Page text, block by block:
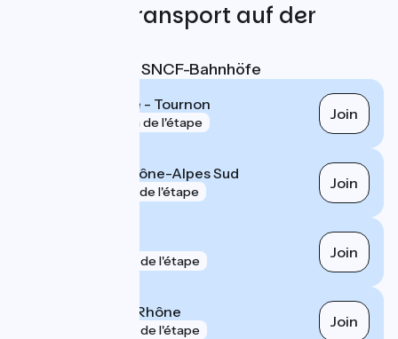
Züge und Transport auf der
Nächstgelegene SNCF-Bahnhöfe
Tain-l'Hermitage - Tournon
116 m de l'étape Join
Valence TGV Rhône-Alpes Sud
5 km de l'étape Join
6 km de l'étape Join
Saint-Vallier sur Rhône
7 km de l'étape Join